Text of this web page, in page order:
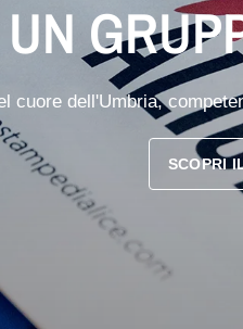
UN
cuore dell'Umbria,
SCOPRI